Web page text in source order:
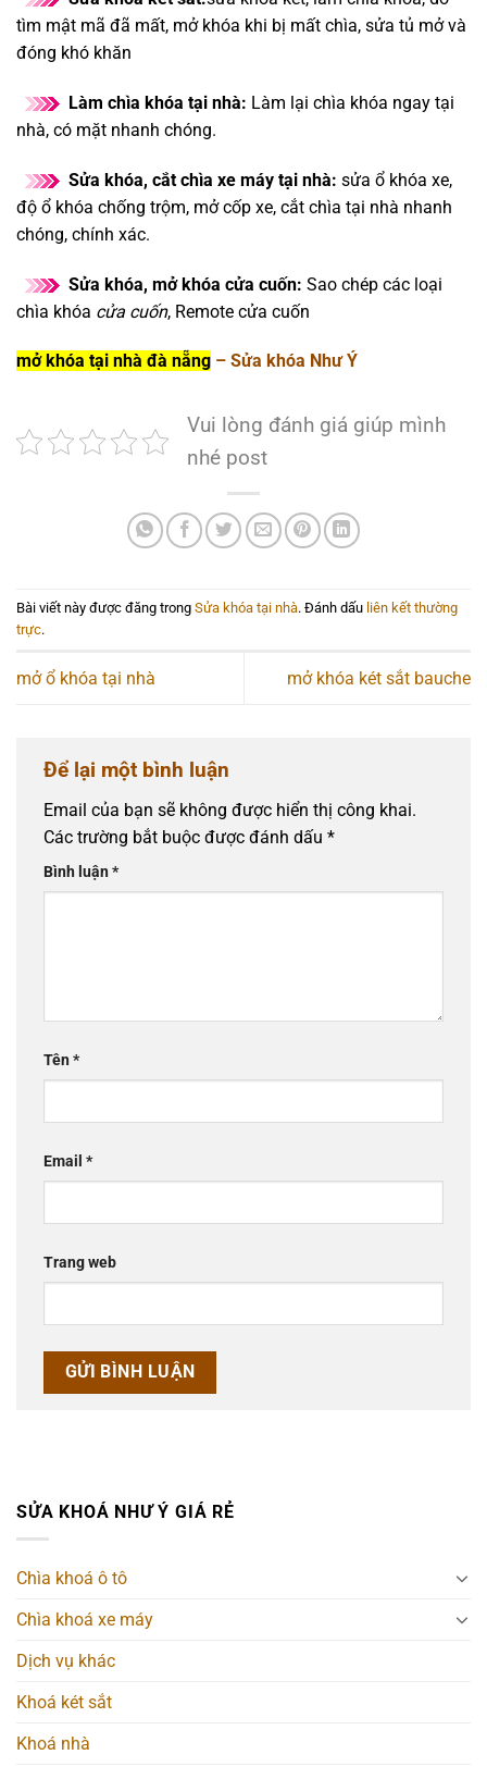
tìm mật mã đã mất, mở khóa khi bị mất chìa, sửa tủ mở và
đóng khó khăn
Làm chìa khóa tại nhà: Làm lại chìa khóa ngay tại
nhà, có mặt nhanh chóng.
Sửa khóa, cắt chìa xe máy tại nhà: sửa ổ khóa xe,
độ ổ khóa chống trộm, mở cốp xe, cắt chìa tại nhà nhanh
chóng, chính xác.
Sửa khóa, mở khóa cửa cuốn: Sao chép các loại
chìa khóa cửa cuốn, Remote cửa cuốn
mở khóa tại nhà đà nẵng – Sửa khóa Như Ý
Vui lòng đánh giá giúp mình
nhé post
Bài viết này được đăng trong Sửa khóa tại nhà. Đánh dấu liên kết thường
trực.
mở ổ khóa tại nhà mở khóa két sắt bauche
Để lại một bình luận
Email của bạn sẽ không được hiển thị công khai.
Các trường bắt buộc được đánh dấu *
Bình luận*
Tên*
Email *
Trang web
SỬA KHOÁ NHƯ Ý GIÁ RẺ
Chìa khoá ô tô
Chìa khoá xe máy
Dịch vụ khác
Khoá két sắt
Khoá nhà